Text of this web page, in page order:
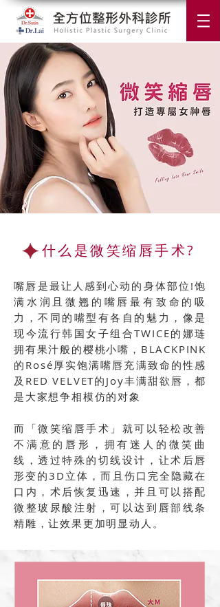
什么是微笑缩唇手术?
​嘴唇是最让人感到心动的身体部位!饱
满水润且微翘的嘴唇最有致命的吸
力，不同的嘴型有各自的魅力，像是
现今流行韩国女子组合TWICE的娜琏
拥有果汁般的樱桃小嘴，BLACKPINK
的Rosé厚实饱满嘴唇充满致命的性感
及RED VELVET的Joy丰满甜欲唇，都
是大家想争相模仿的对象
而「微笑缩唇手术」就可以轻松改善
不满意的唇形，拥有迷人的微笑曲
线，透过特殊的切线设计，让术后唇
形变的3D立体，而且伤口完全隐藏在
口内，术后恢复迅速，并且可以搭配
微整玻尿酸注射，可以达到唇部线条
精雕，让效果更加明显动人。